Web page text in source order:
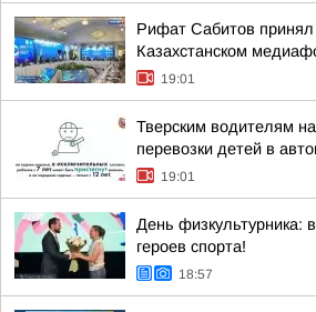
Рифат Сабитов принял
Казахстанском
19:01
Тверским водителям
перевозки детей в
19:01
День физкультурника:
героев спорта!
18:57